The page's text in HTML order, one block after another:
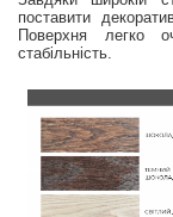
поставити
Поверхня легко
стабільність.